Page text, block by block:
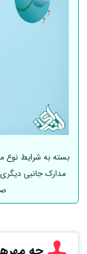
بسته به شرایط نوع
مدارک جانبی دیگری